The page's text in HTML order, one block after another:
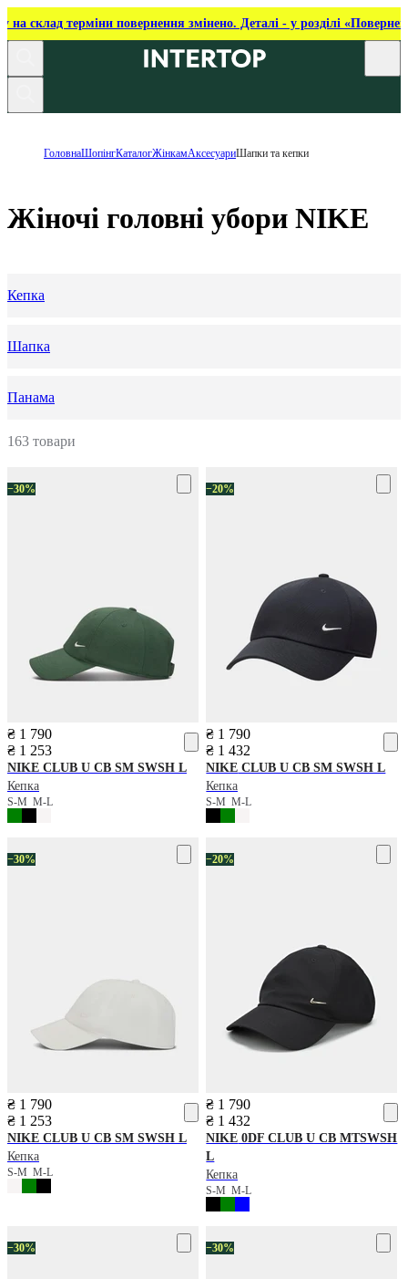
на склад терміни повернення змінено. Деталі - у розділі
ГоловнаШопінгКаталогЖінкамАксесуариШапки та кепки
Жіночі головні убори NIKE
Кепка
Шапка
Панама
163 товари
−30%
₴ 1 790
₴ 1 253
NIKE CLUB U CB SM SWSH L
Кепка
S-M M-L
−20%
₴ 1 790
₴ 1 432
NIKE CLUB U CB SM SWSH L
Кепка
S-MM-L
−30%
₴ 1 790
₴ 1 253
NIKE CLUB U CB SM SWSH L
Кепка
S-M M-L
−20%
₴ 1 790
₴ 1 432
NIKE 0DF CLUB U CB MTSWSH
L
Кепка
S-MM-L
−30% −30%